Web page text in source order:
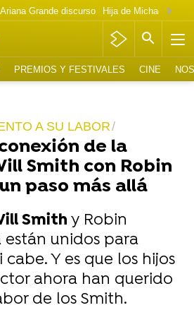
Ariana Grande discurso
PREMIOS Y FESTIVALES CINE
A SU LABOR
de la
Smith con Robin
paso más allá
Smith y Robin
están unidos para
cabe. Y es que los hijos
ahora han querido
de los Smith.